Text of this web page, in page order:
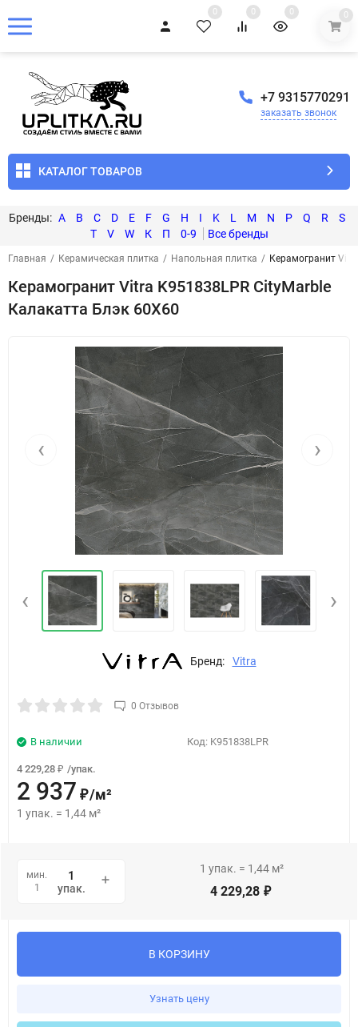
0 0 0 0
+7 9315770291
заказать звонок
КАТАЛОГ ТОВАРОВ
A B C D E F G H I K L M N P Q R
S
T
V W К П 0-9
Главная / Керамическая плитка / Напольная плитка / Керамогранит
Керамогранит Vitra K951838LPR CityMarble
Калакатта Блэк 60X60
‹ ›
‹ ›
Бренд: Vitra
0 Отзывов
Код: K951838LPR
В наличии
4 229,28 ₽ /упак.
2 937 ₽/м²
1 упак. = 1,44 м²
мин.
1
упак.
1 упак. = 1,44 м²
4 229,28 ₽
В КОРЗИНУ
Узнать цену